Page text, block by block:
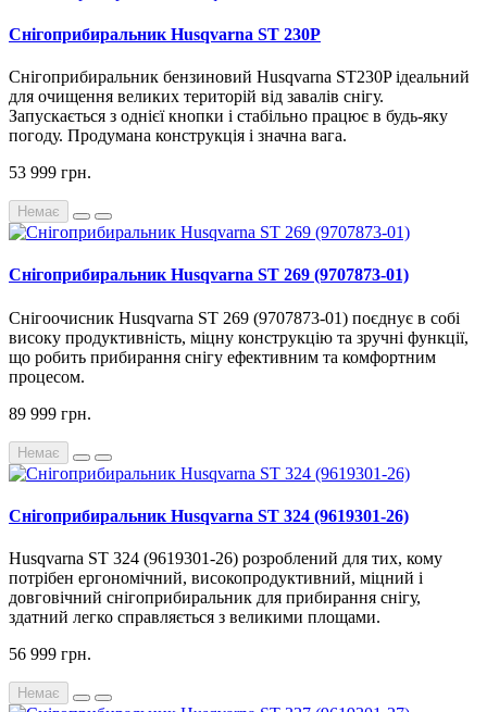
Снігоприбиральник Husqvarna ST 230P
Снігоприбиральник бензиновий Husqvarna ST230P ідеальний
для очищення великих територій від завалів снігу.
Запускається з однієї кнопки і стабільно працює в будь-яку
погоду. Продумана конструкція і значна вага.
53 999 грн.
Немає
Снігоприбиральник Husqvarna ST 269 (9707873-01)
Снігоочисник Husqvarna ST 269 (9707873-01) поєднує в собі
високу продуктивність, міцну конструкцію та зручні функції,
що робить прибирання снігу ефективним та комфортним
процесом.
89 999 грн.
Немає
Снігоприбиральник Husqvarna ST 324 (9619301-26)
Husqvarna ST 324 (9619301-26) розроблений для тих, кому
потрібен ергономічний, високопродуктивний, міцний і
довговічний снігоприбиральник для прибирання снігу,
здатний легко справляється з великими площами.
56 999 грн.
Немає